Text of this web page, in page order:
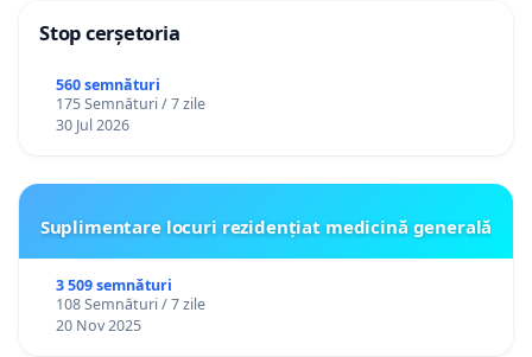
Stop cerșetoria
560 semnături
175 Semnături / 7 zile
30 Jul 2026
Suplimentare locuri rezidențiat medicină generală
3 509 semnături
108 Semnături / 7 zile
20 Nov 2025